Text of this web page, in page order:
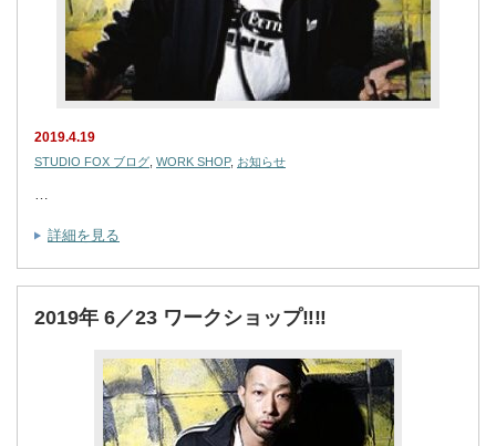
2019.4.19
STUDIO FOX ブログ WORK SHOP, お知らせ
…
詳細を見る
2019年 6／23 ワークショップ‼︎‼︎